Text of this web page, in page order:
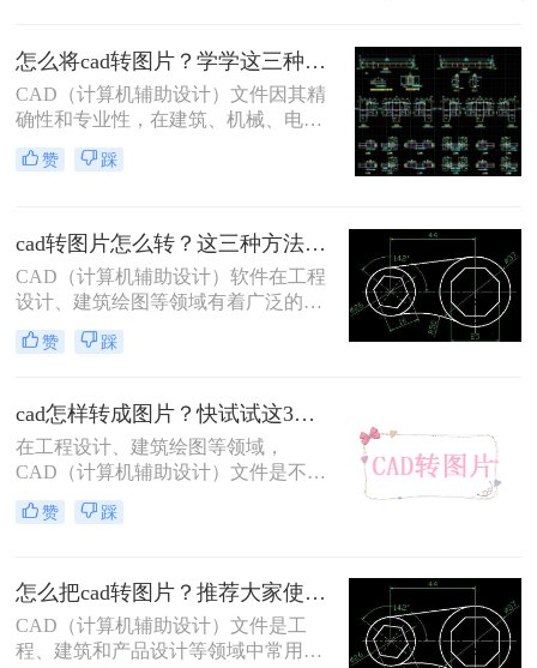
CAD软件的设备上查看。那么cad怎
么转jpg图片格式呢？本文将详细介绍
几种将CAD图纸转换为JPG图片格式
怎么将cad转图片？学学这三种方法吧!
CAD（计算机辅助设计）文件因其精
确性和专业性，在建筑、机械、电子
等领域被广泛应用。然而，有时候我
们需要在非CAD环境中展示或分享这
本文将为您介绍几种常用的CAD转图
片的方法
赞 踩
cad转图片怎么转？这三种方法用起来！
CAD（计算机辅助设计）软件在工程
设计、建筑绘图等领域有着广泛的应
用。然而，有时我们需要将CAD图纸
转换为图片格式以便于分享、打印或
转呢？本文将介绍几种CAD转图片的
常用方法，帮助你轻松完成转换任
务。
赞 踩
cad怎样转成图片？快试试这3个方法！一学就会！
在工程设计、建筑绘图等领域，
CAD（计算机辅助设计）文件是不可
或缺的。然而，有时我们需要将CAD
文件转换为图片格式，以便于分享、
本文将详细介绍几种将CAD文件转换
为图片的方法。
赞 踩
怎么把cad转图片？推荐大家使用这三种方法！
CAD（计算机辅助设计）文件是工
程、建筑和产品设计等领域中常用的